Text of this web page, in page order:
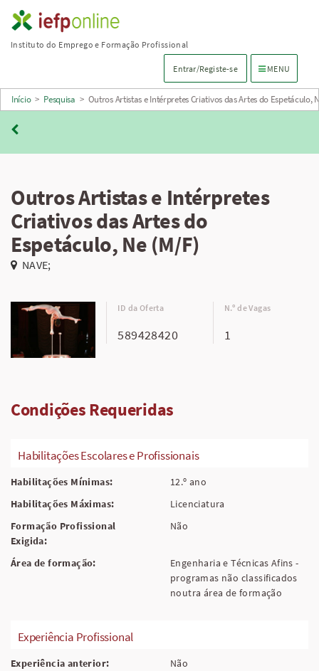
Saltar
para
principal
Instituto do Emprego e Formação Profissional
Entrar/Registe-se Menu de
MENU
Início > Pesquisa > Outros Artistas e Intérpretes Criativos das Artes do Espetáculo,
Outros Artistas e Intérpretes
Criativos das Artes do
Espetáculo, Ne (M/F)
NAVE;
ID da Oferta
589428420
N.º de Vagas
1
Condições Requeridas
Habilitações Escolares e Profissionais
Habilitações Mínimas:
12.º ano
Habilitações Máximas:
Licenciatura
Formação Profissional
Exigida:
Não
Área de formação:
Engenharia e Técnicas Afins -
programas não classificados
noutra área de formação
Experiência Profissional
Experiência anterior: Não